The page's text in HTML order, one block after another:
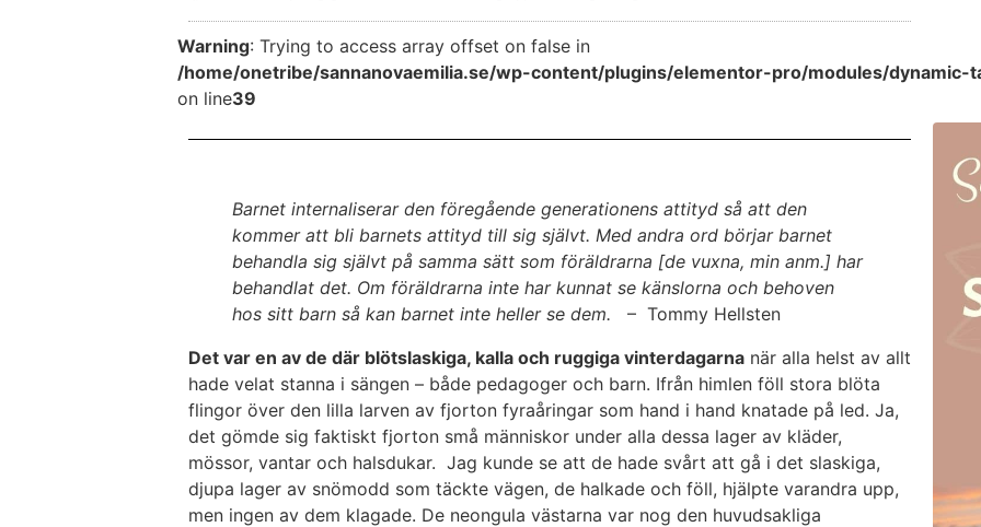
Warning: Trying to access array offset on false in
/home/onetribe/sannanovaemilia.se/wp-content/plugins/elementor-pro/modules/
on line39
Barnet internaliserar den föregående generationens attityd så att den
kommer att bli barnets attityd till sig självt. Med andra ord börjar barnet
behandla sig självt på samma sätt som föräldrarna [de vuxna, min anm.] har
behandlat det. Om föräldrarna inte har kunnat se känslorna och behoven
hos sitt barn så kan barnet inte heller se dem.
– Tommy Hellsten
Det var en av de där blötslaskiga, kalla och ruggiga vinterdagarna när alla helst av allt
hade velat stanna i sängen – både pedagoger och barn. Ifrån himlen föll stora blöta
flingor över den lilla larven av fjorton fyraåringar som hand i hand knatade på led. Ja,
det gömde sig faktiskt fjorton små människor under alla dessa lager av kläder,
mössor, vantar och halsdukar. Jag kunde se att de hade svårt att gå i det slaskiga,
djupa lager av snömodd som täckte vägen, de halkade och föll, hjälpte varandra upp,
men ingen av dem klagade. De neongula västarna var nog den huvudsakliga